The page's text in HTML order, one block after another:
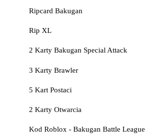
Ripcard Bakugan
Rip XL
2 Karty Bakugan Special Attack
3 Karty Brawler
5 Kart Postaci
2 Karty Otwarcia
Kod Roblox - Bakugan Battle League